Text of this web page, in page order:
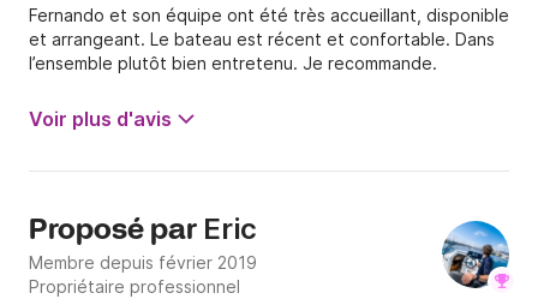
manque de certains « détails » à bord (draps et
couvertures, liquide vaisselle..) dont nous n’étions pas
informés.
Fernando et son équipe ont été très accueillant, disponible
et arrangeant. Le bateau est récent et confortable. Dans
l’ensemble plutôt bien entretenu. Je recommande.
Voir plus d'avis
Proposé par Eric
Membre depuis février 2019
Propriétaire professionnel